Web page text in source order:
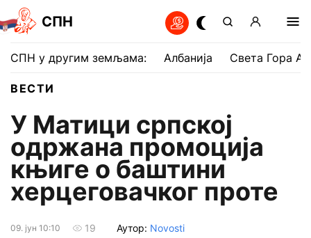
СПН
СПН у другим земљама: Албанија Света Гора
ВЕСТИ
У Матици српској
одржана промоција
књиге о баштини
херцеговачког проте
09. јун 10:10 19 Аутор: Novosti